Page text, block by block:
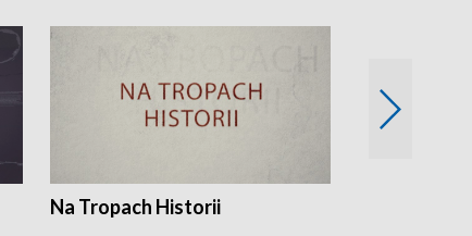
Na Tropach Historii